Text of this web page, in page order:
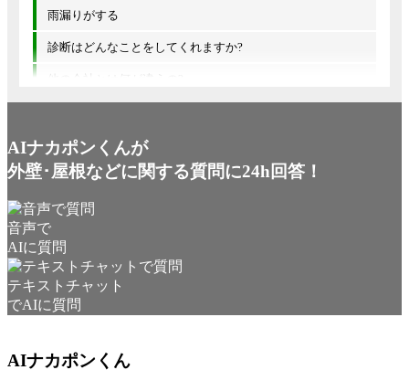
雨漏りがする
診断はどんなことをしてくれますか?
他の会社とは何が違うの?
AIナカポンくんが
外壁･屋根などに関する質問に24h回答！
音声で
AIに質問
テキストチャット
でAIに質問
AIナカポンくん